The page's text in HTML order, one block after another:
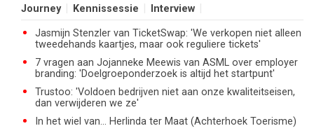
Journey
Kennissessie Interview
Jasmijn Stenzler van TicketSwap: 'We verkopen niet alleen
tweedehands kaartjes, maar ook reguliere tickets'
7 vragen aan Jojanneke Meewis van ASML over employer
branding: 'Doelgroeponderzoek is altijd het startpunt'
Trustoo: 'Voldoen bedrijven niet aan onze kwaliteitseisen,
dan verwijderen we ze'
In het wiel van... Herlinda ter Maat (Achterhoek Toerisme)